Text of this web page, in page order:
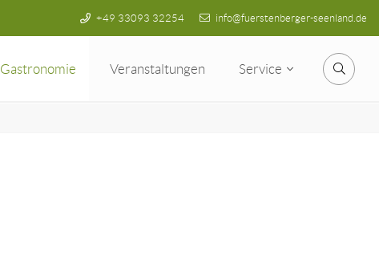
+49 33093 32254 info@fuerstenberger-seenland.de
Gastronomie Veranstaltungen Service Suche